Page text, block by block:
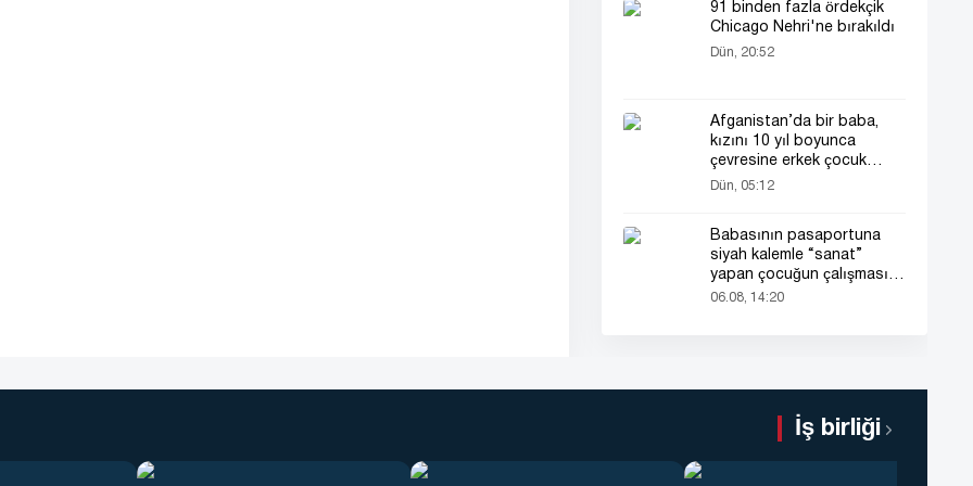
91 binden fazla ördekçik
Chicago Nehri'ne bırakıldı
Dün, 20:52
Afganistan’da bir baba,
kızını 10 yıl boyunca
çevresine erkek çocuk
olarak tanıttı
Dün, 05:12
Babasının pasaportuna
siyah kalemle “sanat”
yapan çocuğun çalışması
herkesin dikkatini çekti
06.08, 14:20
İş birliği